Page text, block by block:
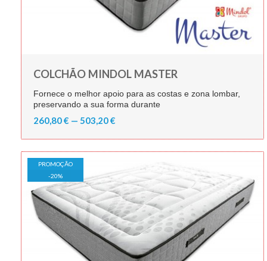
COLCHÃO MINDOL MASTER
Fornece o melhor apoio para as costas e zona lombar,
preservando a sua forma durante
260,80 € — 503,20 €
PROMOÇÃO
-20%